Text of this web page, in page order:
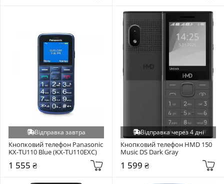
Відправка завтра
Кнопковий телефон Panasonic
KX-TU110 Blue (KX-TU110EXC)
1 555 ₴
Відправка через 4 дні
Кнопковий телефон HMD 150
Music DS Dark Gray
1 599 ₴